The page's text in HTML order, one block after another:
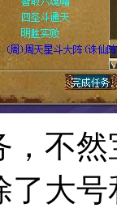
，不
大